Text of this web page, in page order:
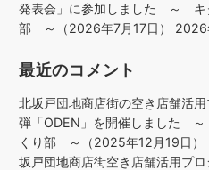
発表会」に参加しました ～ キ
部 ～（2026年7月17日）
2026
最近のコメント
北坂戸団地商店街の空き店舗活
弾「ODEN」を開催しました
くり部 ～（2025年12月19日）
坂戸団地商店街空き店舗活用プ